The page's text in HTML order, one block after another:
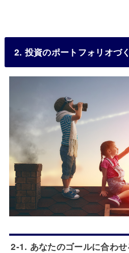
2. 投資のポートフォリオづ
2-1. あなたのゴールに合わ